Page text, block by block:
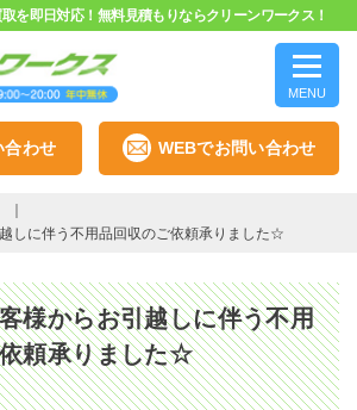
を即日対応！無料見積もりならクリーンワークス！
MENU
合わせ WEBでお問い合わせ
しに伴う不用品回収のご依頼承りました☆
様からお引越しに伴う不用
頼承りました☆